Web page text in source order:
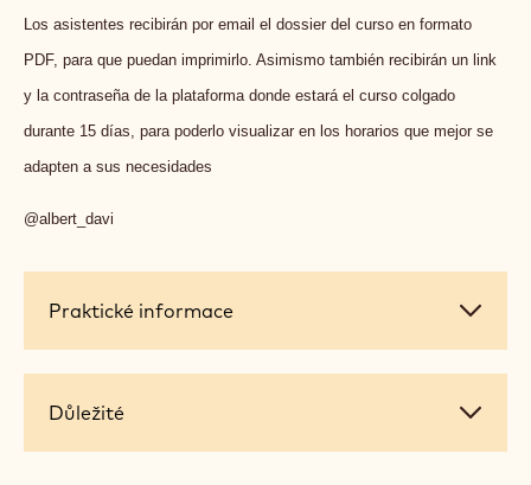
Los asistentes recibirán por email el dossier del curso en formato
PDF, para que puedan imprimirlo. Asimismo también recibirán un link
y la contraseña de la plataforma donde estará el curso colgado
durante 15 días, para poderlo visualizar en los horarios que mejor se
adapten a sus necesidades
@albert_davi
Praktické
Praktické informace
Důležité
Důležité